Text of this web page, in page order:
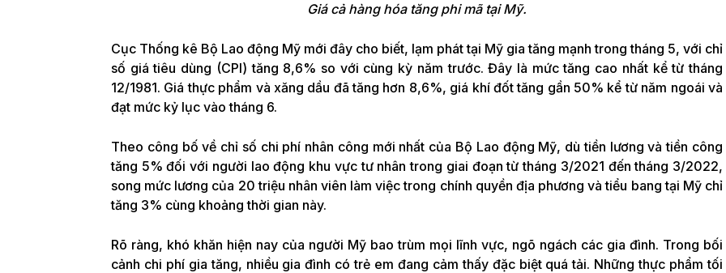
Giá cả hàng hóa tăng phi mã tại Mỹ.
Cục Thống kê Bộ Lao động Mỹ mới đây cho biết, lạm phát tại Mỹ gia tăng mạnh trong tháng 5, với chỉ
số giá tiêu dùng (CPI) tăng 8,6% so với cùng kỳ năm trước. Đây là mức tăng cao nhất kể từ tháng
12/1981. Giá thực phẩm và xăng dầu đã tăng hơn 8,6%, giá khí đốt tăng gần 50% kể từ năm ngoái và
đạt mức kỷ lục vào tháng 6.
Theo công bố về chỉ số chi phí nhân công mới nhất của Bộ Lao động Mỹ, dù tiền lương và tiền công
tăng 5% đối với người lao động khu vực tư nhân trong giai đoạn từ tháng 3/2021 đến tháng 3/2022,
song mức lương của 20 triệu nhân viên làm việc trong chính quyền địa phương và tiểu bang ​​tại Mỹ chỉ
tăng 3% cùng khoảng thời gian này.
Rõ ràng, khó khăn hiện nay của người Mỹ bao trùm mọi lĩnh vực, ngõ ngách các gia đình. Trong bối
cảnh chi phí gia tăng, nhiều gia đình có trẻ em đang cảm thấy đặc biệt quá tải. Những thực phẩm tối